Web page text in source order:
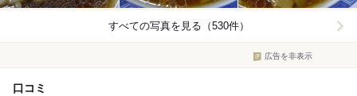
すべての写真を見る（530件）
広告を非表示
口コミ